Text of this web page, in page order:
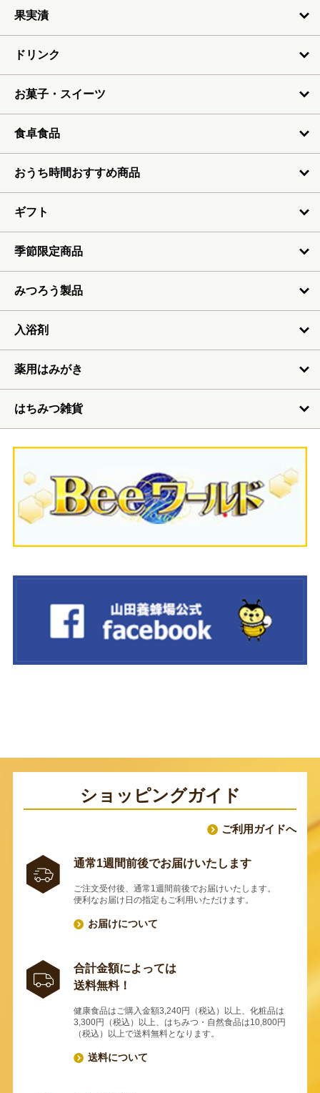
6月
果実漬
ドリンク
お菓子・スイーツ
食卓食品
おうち時間おすすめ商品
ギフト
季節限定商品
みつろう製品
入浴剤
薬用はみがき
はちみつ雑貨
ショッピングガイド
ご利用ガイドへ
通常1週間前後でお届けいたします
ご注文受付後、通常1週間前後でお届けいたします。
便利なお届け日の指定もご利用いただけます。
お届けについて
合計金額によっては
送料無料！
健康食品はご購入金額3,240円（税込）以上、化粧品は
3,300円（税込）以上、はちみつ・自然食品は10,800円
（税込）以上で送料無料となります。
送料について